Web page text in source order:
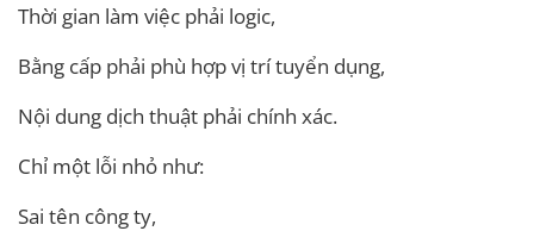
Thời gian làm việc phải logic,
Bằng cấp phải phù hợp vị trí tuyển dụng,
Nội dung dịch thuật phải chính xác.
Chỉ một lỗi nhỏ như:
Sai tên công ty,